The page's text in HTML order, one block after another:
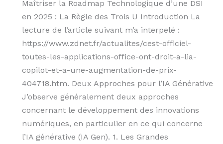
Maîtriser la Roadmap Technologique d’une DSI
en 2025 : La Règle des Trois U Introduction La
lecture de l’article suivant m’a interpelé :
https://www.zdnet.fr/actualites/cest-officiel-
toutes-les-applications-office-ont-droit-a-lia-
copilot-et-a-une-augmentation-de-prix-
404718.htm. Deux Approches pour l’IA Générative
J’observe généralement deux approches
concernant le développement des innovations
numériques, en particulier en ce qui concerne
l’IA générative (IA Gen). 1. Les Grandes